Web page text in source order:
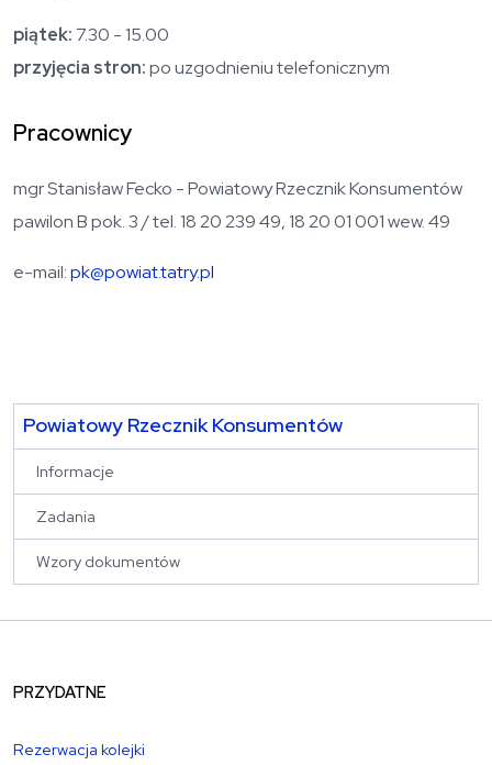
piątek: 7.30 - 15.00
przyjęcia stron:po uzgodnieniu telefonicznym
Pracownicy
mgr Stanisław Fecko - Powiatowy Rzecznik Konsumentów
pawilon B pok. 3 / tel. 18 20 239 49, 18 20 01 001 wew. 49
e-mail:pk@powiat.tatry.pl
Powiatowy Rzecznik Konsumentów
Informacje
Zadania
Wzory dokumentów
PRZYDATNE
Rezerwacja kolejki